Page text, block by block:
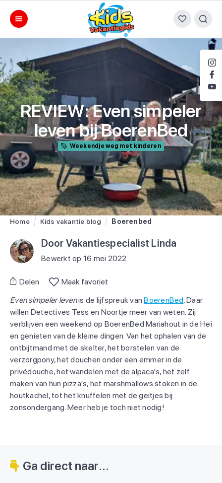
REVIEW: Even simpeler
leven bij BoerenBed
Weekendje weg met kinderen
Home Kids vakantie blog Boerenbed
Door Vakantiespecialist Linda
Bewerkt op 16 mei 2022
Delen
Maak favoriet
Even simpeler levenis de lijfspreuk vanBoerenBed. Daar
willen Detectives Tess en Noortje meer van weten. Zij
verblijven een weekend op BoerenBed Mariahout in de Hei
en genieten van de kleine dingen. Van het ophalen van de
ontbijtmand met de skelter, het borstelen van de
verzorgpony, het douchen onder een emmer in de
privédouche, het wandelen met de alpaca's, het zelf
maken van hun pizza's, het marshmallows stoken in de
houtkachel, tot het knuffelen met de geitjes bij
zonsondergang. Meer heb je toch niet nodig!
Ga direct naar...